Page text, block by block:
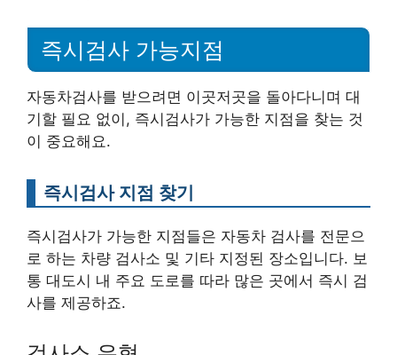
즉시검사 가능지점
자동차검사를 받으려면 이곳저곳을 돌아다니며 대
기할 필요 없이, 즉시검사가 가능한 지점을 찾는 것
이 중요해요.
즉시검사 지점 찾기
즉시검사가 가능한 지점들은 자동차 검사를 전문으
로 하는 차량 검사소 및 기타 지정된 장소입니다. 보
통 대도시 내 주요 도로를 따라 많은 곳에서 즉시 검
사를 제공하죠.